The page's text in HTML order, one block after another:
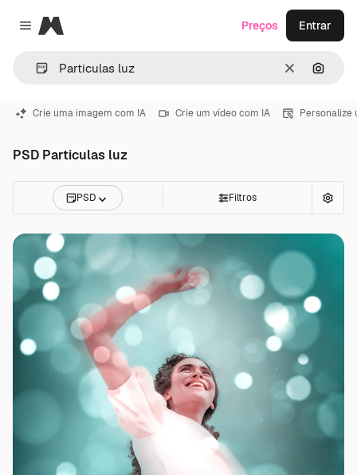
Close menu
Magnific
Limpar
Preços Entrar
Crie uma imagem com IA Crie um vídeo com IA Personalize
PSD Particulas luz
PSD Filtros